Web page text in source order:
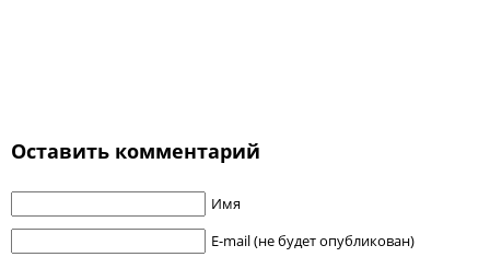
Оставить комментарий
Имя
E-mail (не будет опубликован)